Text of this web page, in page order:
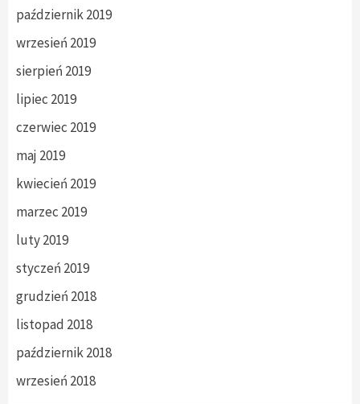
październik 2019
wrzesień 2019
sierpień 2019
lipiec 2019
czerwiec 2019
maj 2019
kwiecień 2019
marzec 2019
luty 2019
styczeń 2019
grudzień 2018
listopad 2018
październik 2018
wrzesień 2018